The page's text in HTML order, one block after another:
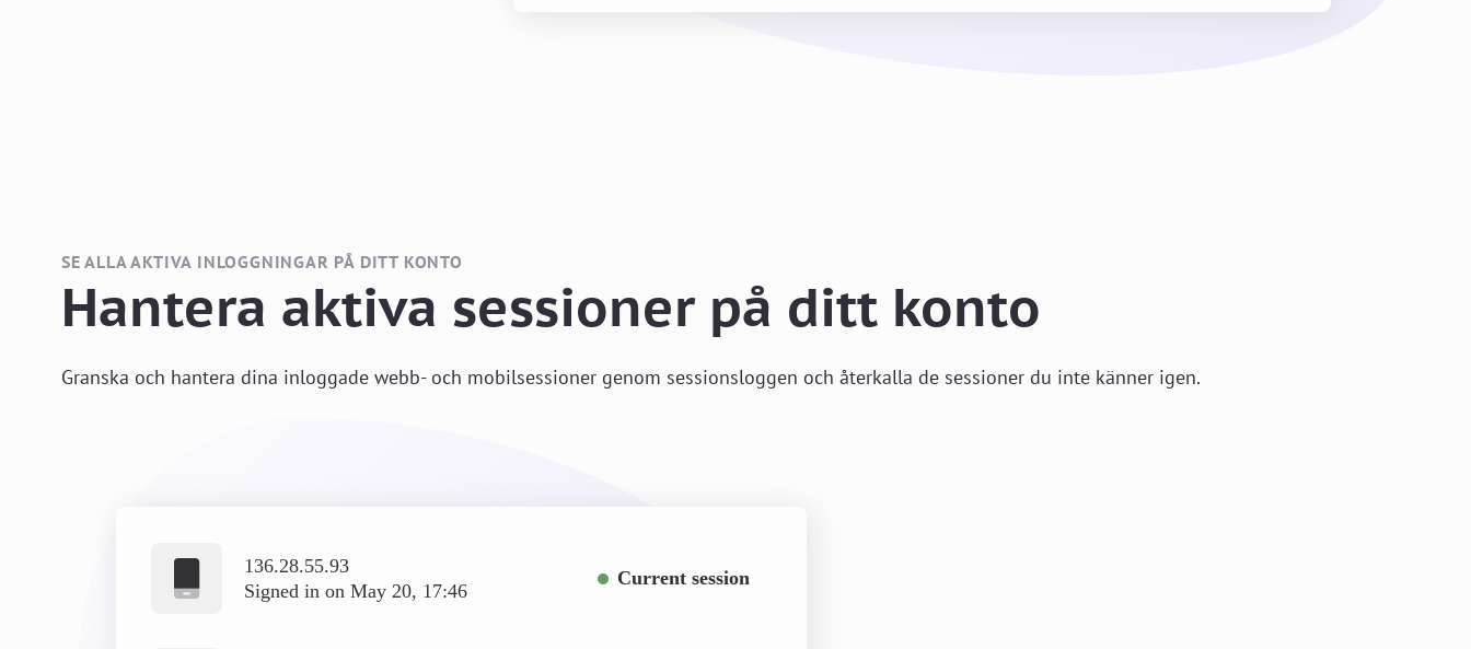
SE ALLA AKTIVA INLOGGNINGAR PÅ DITT KONTO
Hantera aktiva sessioner på ditt konto
Granska och hantera dina inloggade webb- och mobilsessioner genom sessionsloggen och återkalla de sessioner du inte känner igen.